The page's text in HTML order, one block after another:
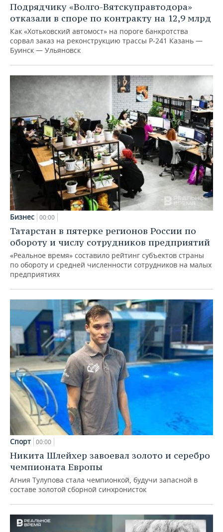
Подрядчику «Волго-Вятскуправтодора»
отказали в споре по контракту на 12,9 млрд
Как «Хотьковский автомост» на пороге банкротства
сорвал заказ на реконструкцию трассы Р‑241 Казань —
Буинск — Ульяновск
Бизнес 00:00
Татарстан в пятерке регионов России по
обороту и числу сотрудников предприятий
«Реальное время» составило рейтинг субъектов страны
по обороту и средней численности сотрудников на малых
предприятиях
Спорт 00:00
Никита Шлейхер завоевал золото и серебро
чемпионата Европы
Агния Тулупова стала чемпионкой, будучи запасной в
составе золотой сборной синхронисток